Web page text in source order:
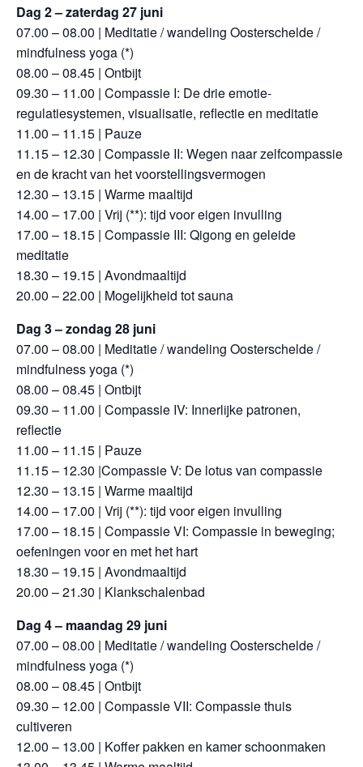
Dag 2 – zaterdag 27 juni
07.00 – 08.00 | Meditatie / wandeling Oosterschelde /
mindfulness yoga (*)
08.00 – 08.45 | Ontbijt
09.30 – 11.00 | Compassie I: De drie emotie-
regulatiesystemen, visualisatie, reflectie en meditatie
11.00 – 11.15 | Pauze
11.15 – 12.30 | Compassie II: Wegen naar zelfcompassie
en de kracht van het voorstellingsvermogen
12.30 – 13.15 | Warme maaltijd
14.00 – 17.00 | Vrij (**): tijd voor eigen invulling
17.00 – 18.15 | Compassie III: Qigong en geleide
meditatie
18.30 – 19.15 | Avondmaaltijd
20.00 – 22.00 | Mogelijkheid tot sauna
Dag 3 – zondag 28 juni
07.00 – 08.00 | Meditatie / wandeling Oosterschelde /
mindfulness yoga (*)
08.00 – 08.45 | Ontbijt
09.30 – 11.00 | Compassie IV: Innerlijke patronen,
reflectie
11.00 – 11.15 | Pauze
11.15 – 12.30 |Compassie V: De lotus van compassie
12.30 – 13.15 | Warme maaltijd
14.00 – 17.00 | Vrij (**): tijd voor eigen invulling
17.00 – 18.15 | Compassie VI: Compassie in beweging;
oefeningen voor en met het hart
18.30 – 19.15 | Avondmaaltijd
20.00 – 21.30 | Klankschalenbad
Dag 4 – maandag 29 juni
07.00 – 08.00 | Meditatie / wandeling Oosterschelde /
mindfulness yoga (*)
08.00 – 08.45 | Ontbijt
09.30 – 12.00 | Compassie VII: Compassie thuis
cultiveren
12.00 – 13.00 | Koffer pakken en kamer schoonmaken